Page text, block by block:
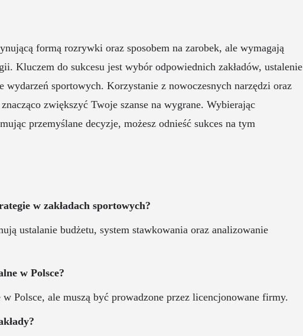
formą rozrywki oraz sposobem na zarobek, ale wymagają
Kluczem do sukcesu jest wybór odpowiednich zakładów, ustalenie
wydarzeń sportowych. Korzystanie z nowoczesnych narzędzi oraz
zwiększyć Twoje szanse na wygrane. Wybierając
przemyślane decyzje, możesz odnieść sukces na tym
w zakładach sportowych?
ustalanie budżetu, system stawkowania oraz analizowanie
w Polsce?
w Polsce, ale muszą być prowadzone przez licencjonowane firmy.